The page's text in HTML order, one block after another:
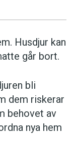
Husdjur kan
går bort.
bli
dem riskerar
behovet av
nya hem